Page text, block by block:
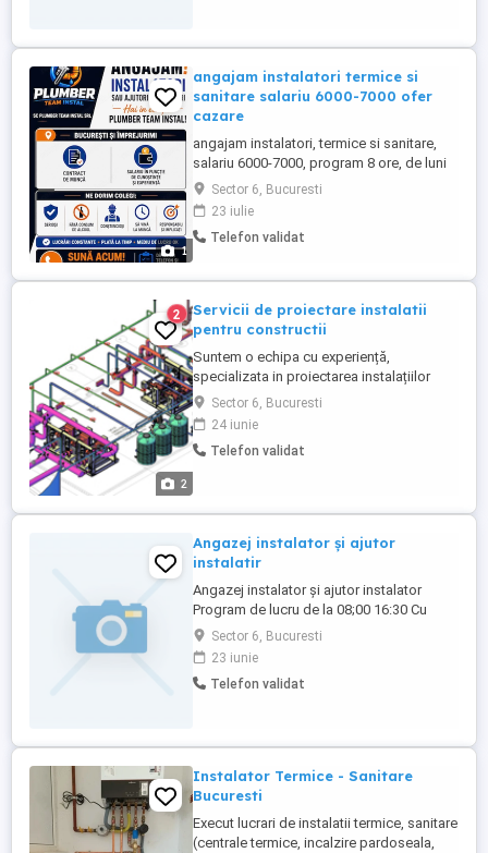
1
angajam instalatori termice si
sanitare salariu 6000-7000 ofer
cazare
angajam instalatori, termice si sanitare,
salariu 6000-7000, program 8 ore, de luni
pana vineri, salariu la 2 săptămâni,
sâmbăta se plătește dublu( bani jos)
contract de munca
Sector 6, Bucuresti
23 iulie
Telefon validat
2
2
Servicii de proiectare instalatii
pentru constructii
Suntem o echipa cu experiență,
specializata in proiectarea instalațiilor
sanitare, electrice si HVAC in constructii.
Suntem autorizati: - ANRE pentru
proiectarea instalațiilor electrice - I.G.S.U.
si I.G.P.R. pentru proiectarea sistemelor de
Sector 6, Bucuresti
24 iunie
Telefon validat
Angazej instalator și ajutor
instalatir
Angazej instalator și ajutor instalator
Program de lucru de la 08;00 16:30 Cu
pauza de masa 1 ora Salariu pleacă de la
4000 lei pentru necalificat Și 5000 lei
pentru instalator Pentru mai multe detalii
contactați-ne:
Sector 6, Bucuresti
23 iunie
Telefon validat
Instalator Termice - Sanitare
Bucuresti
Execut lucrari de instalatii termice, sanitare
(centrale termice, incalzire pardoseala,